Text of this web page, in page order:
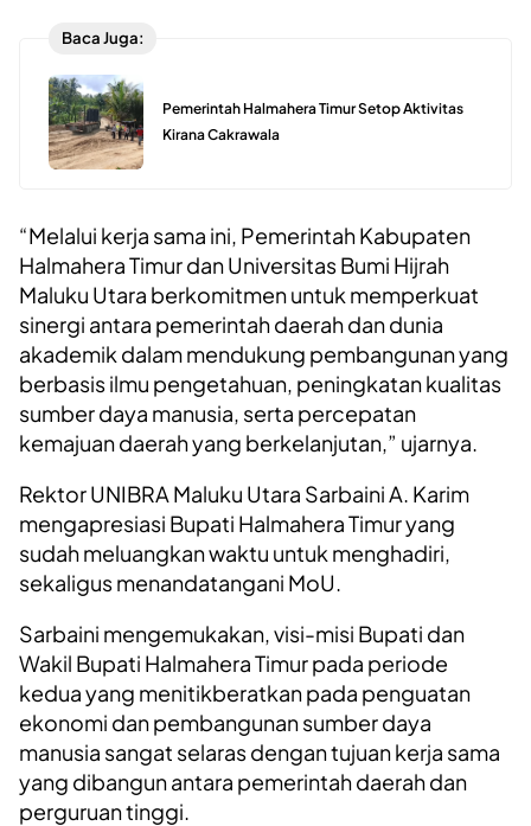
Baca Juga:
Pemerintah Halmahera Timur Setop Aktivitas
Kirana Cakrawala
“Melalui kerja sama ini, Pemerintah Kabupaten
Halmahera Timur dan Universitas Bumi Hijrah
Maluku Utara berkomitmen untuk memperkuat
sinergi antara pemerintah daerah dan dunia
akademik dalam mendukung pembangunan yang
berbasis ilmu pengetahuan, peningkatan kualitas
sumber daya manusia, serta percepatan
kemajuan daerah yang berkelanjutan,” ujarnya.
Rektor UNIBRA Maluku Utara Sarbaini A. Karim
mengapresiasi Bupati Halmahera Timur yang
sudah meluangkan waktu untuk menghadiri,
sekaligus menandatangani MoU.
Sarbaini mengemukakan, visi-misi Bupati dan
Wakil Bupati Halmahera Timur pada periode
kedua yang menitikberatkan pada penguatan
ekonomi dan pembangunan sumber daya
manusia sangat selaras dengan tujuan kerja sama
yang dibangun antara pemerintah daerah dan
perguruan tinggi.